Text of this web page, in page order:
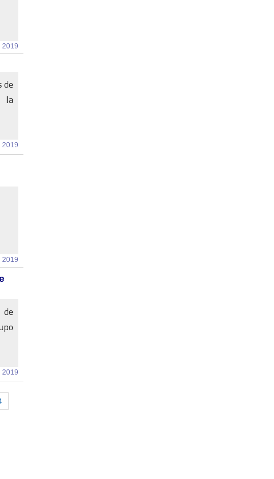
2019
de
la
2019
2019
2019